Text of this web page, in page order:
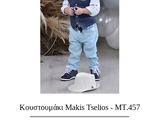
Κουστουμάκι Makis Tselios - MT.457